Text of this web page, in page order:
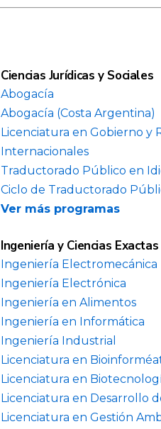
Ciencias Jurídicas y Sociales
Abogacía
Abogacía (Costa Argentina)
Licenciatura en Gobierno y
Internacionales
Traductorado Público en
Ciclo de Traductorado
Ver más programas
Ingeniería y Ciencias Exactas
Ingeniería Electromecánica
Ingeniería Electrónica
Ingeniería en Alimentos
Ingeniería en Informática
Ingeniería Industrial
Licenciatura en
Licenciatura en
Licenciatura en Desarrollo
Licenciatura en Gestión